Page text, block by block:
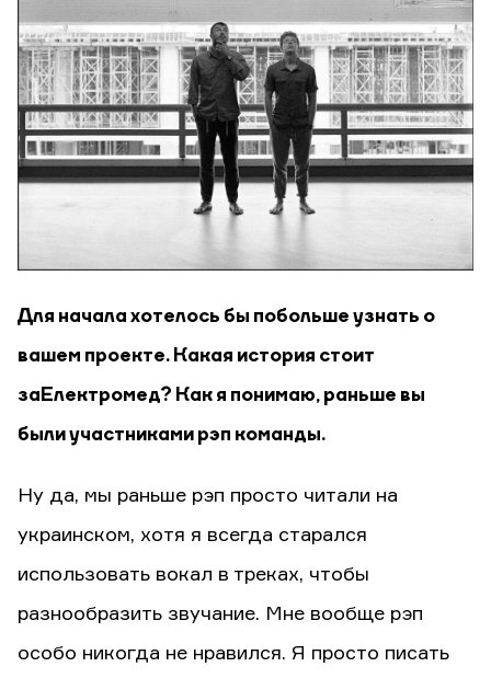
Для начала хотелось бы побольше узнать о
вашем проекте. Какая история стоит
за Електромед? Как я понимаю, раньше вы
были участниками рэп команды.
Ну да, мы раньше рэп просто читали на
украинском, хотя я всегда старался
использовать вокал в треках, чтобы
разнообразить звучание. Мне вообще рэп
особо никогда не нравился. Я просто писать